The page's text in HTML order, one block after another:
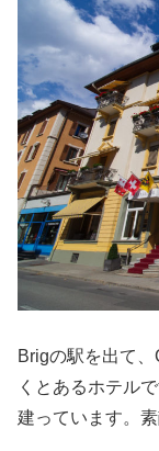
Brigの駅を出て
くとあるホテル
建っています。